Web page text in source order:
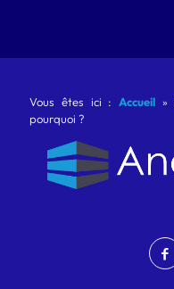
Vous êtes ici :Accueil »
pourquoi ?